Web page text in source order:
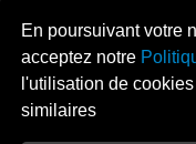
En poursuivant votre
acceptez notre
l'utilisation de
similaires
PIXELCREATION